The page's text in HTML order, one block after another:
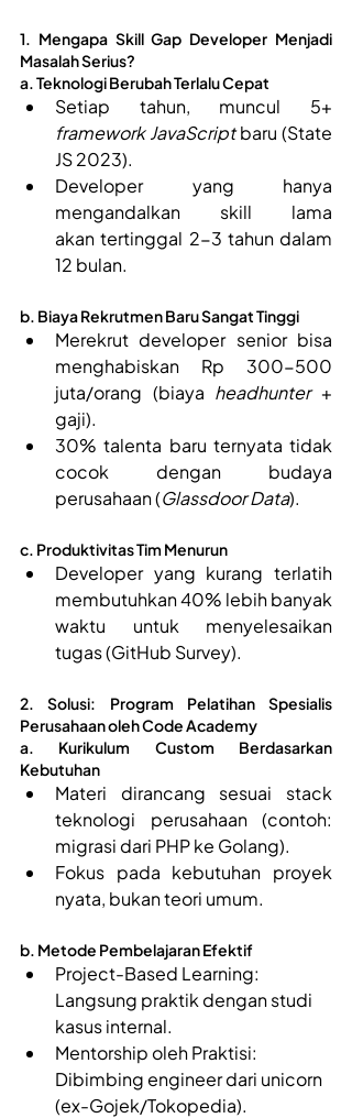
1. Mengapa Skill Gap Developer Menjadi
Masalah Serius?
a. Teknologi Berubah Terlalu Cepat
framework JavaScript baru (State
JS 2023).
Developer yang hanya
mengandalkan skill lama
akan tertinggal 2-3 tahun dalam
12 bulan.
b. Biaya Rekrutmen Baru Sangat Tinggi
Merekrut developer senior bisa
menghabiskan Rp 300-500
juta/orang (biaya headhunter +
gaji).
30% talenta baru ternyata tidak
cocok dengan budaya
perusahaan (Glassdoor Data).
c. Produktivitas Tim Menurun
Developer yang kurang terlatih
membutuhkan 40% lebih banyak
waktu untuk menyelesaikan
tugas (GitHub Survey).
2. Solusi: Program Pelatihan Spesialis
Perusahaan oleh Code Academy
a. Kurikulum Custom Berdasarkan
Kebutuhan
Materi dirancang sesuai stack
teknologi perusahaan (contoh:
migrasi dari PHP ke Golang).
Fokus pada kebutuhan proyek
nyata, bukan teori umum.
b. Metode Pembelajaran Efektif
Project-Based Learning:
Langsung praktik dengan studi
kasus internal.
Mentorship oleh Praktisi:
Dibimbing engineer dari unicorn
(ex-Gojek/Tokopedia).